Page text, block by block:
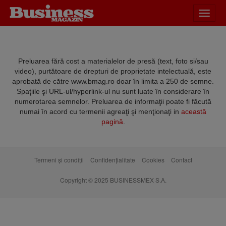
meniu
Preluarea fără cost a materialelor de presă (text, foto si/sau
video), purtătoare de drepturi de proprietate intelectuală, este
aprobată de către www.bmag.ro doar în limita a 250 de semne.
Spaţiile şi URL-ul/hyperlink-ul nu sunt luate în considerare în
numerotarea semnelor. Preluarea de informaţii poate fi făcută
numai în acord cu termenii agreaţi şi menţionaţi in această
pagină
Termeni și condiții Confidențialitate Cookies Contact
Copyright © 2025 BUSINESSMEX S.A.